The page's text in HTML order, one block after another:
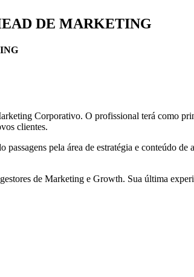
DE MARKETING
Corporativo. O profissional terá como
clientes.
pela área de estratégia e conteúdo
de Marketing e Growth. Sua última